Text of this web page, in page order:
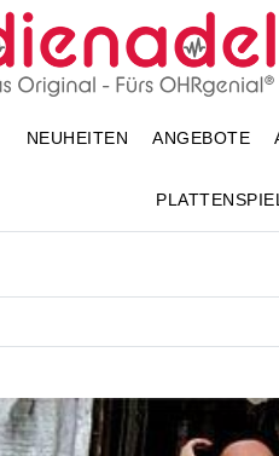
NEUHEITEN ANGEBOTE